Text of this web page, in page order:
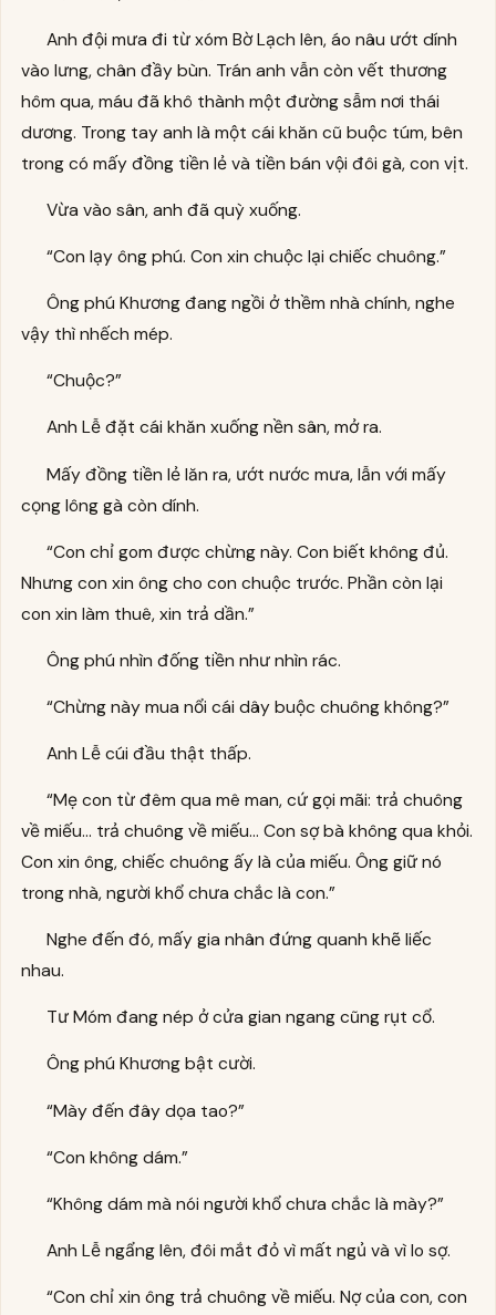
Anh đội mưa đi từ xóm Bờ Lạch lên, áo nâu ướt dính
vào lưng, chân đầy bùn. Trán anh vẫn còn vết thương
hôm qua, máu đã khô thành một đường sẫm nơi thái
dương. Trong tay anh là một cái khăn cũ buộc túm, bên
trong có mấy đồng tiền lẻ và tiền bán vội đôi gà, con vịt.
Vừa vào sân, anh đã quỳ xuống.
“Con lạy ông phú. Con xin chuộc lại chiếc chuông.”
Ông phú Khương đang ngồi ở thềm nhà chính, nghe
vậy thì nhếch mép.
“Chuộc?”
Anh Lễ đặt cái khăn xuống nền sân, mở ra.
Mấy đồng tiền lẻ lăn ra, ướt nước mưa, lẫn với mấy
cọng lông gà còn dính.
“Con chỉ gom được chừng này. Con biết không đủ.
Nhưng con xin ông cho con chuộc trước. Phần còn lại
con xin làm thuê, xin trả dần.”
Ông phú nhìn đống tiền như nhìn rác.
“Chừng này mua nổi cái dây buộc chuông không?”
Anh Lễ cúi đầu thật thấp.
“Mẹ con từ đêm qua mê man, cứ gọi mãi: trả chuông
về miếu… trả chuông về miếu… Con sợ bà không qua khỏi.
Con xin ông, chiếc chuông ấy là của miếu. Ông giữ nó
trong nhà, người khổ chưa chắc là con.”
Nghe đến đó, mấy gia nhân đứng quanh khẽ liếc
nhau.
Tư Móm đang nép ở cửa gian ngang cũng rụt cổ.
Ông phú Khương bật cười.
“Mày đến đây dọa tao?”
“Con không dám.”
“Không dám mà nói người khổ chưa chắc là mày?”
Anh Lễ ngẩng lên, đôi mắt đỏ vì mất ngủ và vì lo sợ.
“Con chỉ xin ông trả chuông về miếu. Nợ của con, con